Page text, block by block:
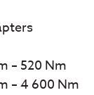
– 520 Nm
– 4 600 Nm